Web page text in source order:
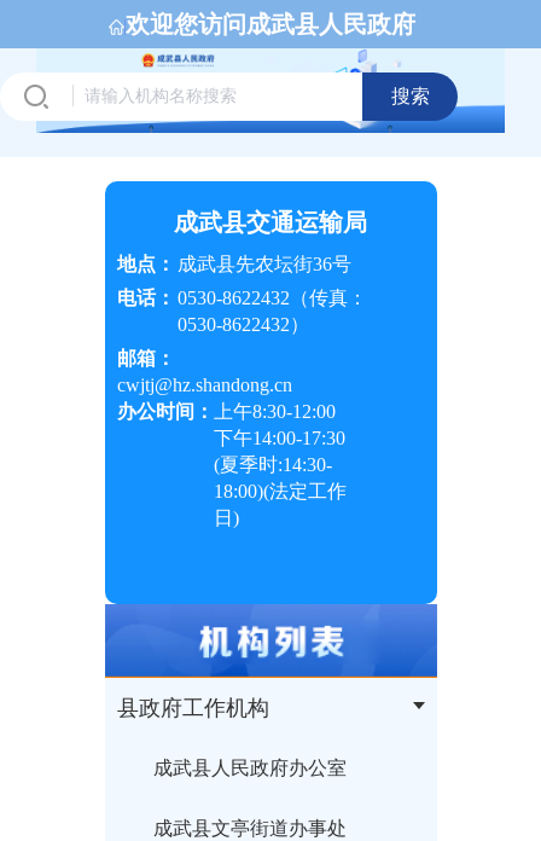
欢迎您访问成武县人民政府
搜索
成武县交通运输局
地点： 成武县先农坛街36号
电话： 0530-8622432（传真：
0530-8622432）
邮箱：
cwjtj@hz.shandong.cn
办公时间：
上午8:30-12:00
下午14:00-17:30
(夏季时:14:30-
18:00)(法定工作
日)
县政府工作机构
成武县人民政府办公室
成武县文亭街道办事处